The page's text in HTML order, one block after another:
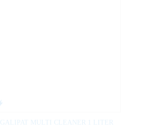
GALIPAT MULTI CLEANER 1 LITER